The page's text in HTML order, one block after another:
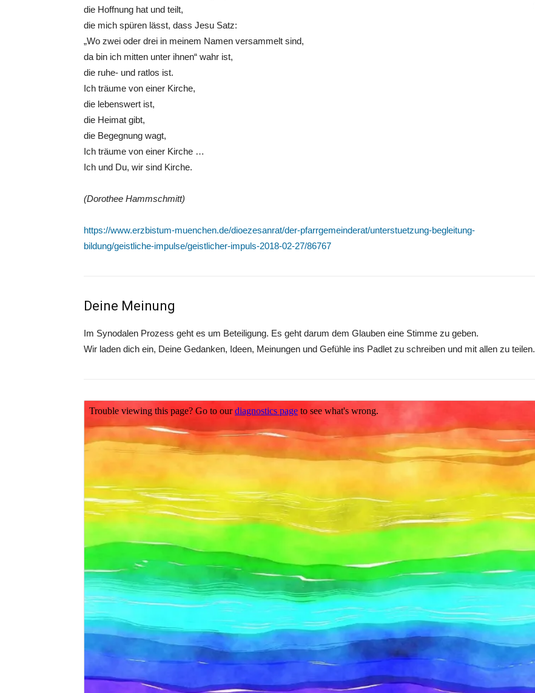
die Hoffnung hat und teilt,
die mich spüren lässt, dass Jesu Satz:
„Wo zwei oder drei in meinem Namen versammelt sind,
da bin ich mitten unter ihnen“ wahr ist,
die ruhe- und ratlos ist.
Ich träume von einer Kirche,
die lebenswert ist,
die Heimat gibt,
die Begegnung wagt,
Ich träume von einer Kirche …
Ich und Du, wir sind Kirche.
(Dorothee Hammschmitt)
https://www.erzbistum-muenchen.de/dioezesanrat/der-pfarrgemeinderat/unterstuetzung-begleitung-
bildung/geistliche-impulse/geistlicher-impuls-2018-02-27/86767
Deine Meinung
Im Synodalen Prozess geht es um Beteiligung. Es geht darum dem Glauben eine Stimme zu geben.
Wir laden dich ein, Deine Gedanken, Ideen, Meinungen und Gefühle ins Padlet zu schreiben und mit allen zu teilen.